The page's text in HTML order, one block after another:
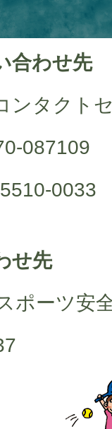
合わせ先
ンタクト
087109
0033
せ先
ポーツ安